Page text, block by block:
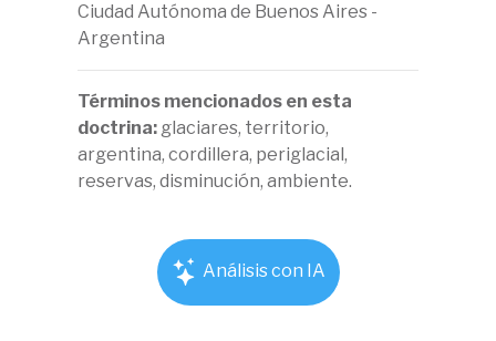
Ciudad Autónoma de Buenos Aires -
Argentina
Términos mencionados en esta
doctrina: glaciares, territorio,
argentina, cordillera, periglacial,
reservas, disminución, ambiente.
Análisis con IA